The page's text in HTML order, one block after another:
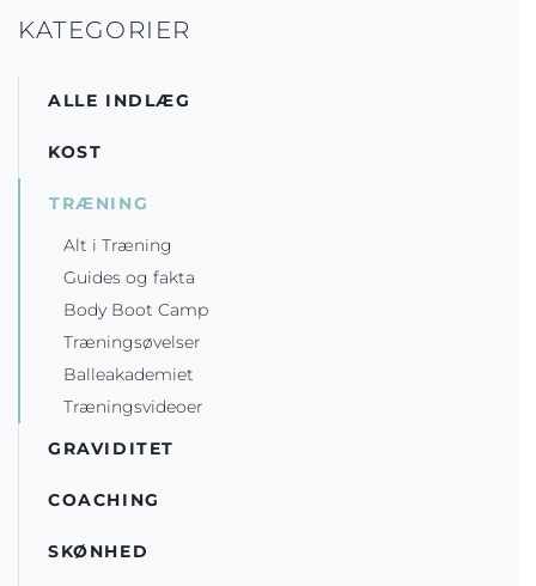
KATEGORIER
ALLE INDLÆG
KOST
TRÆNING
Alt i Træning
Guides og fakta
Body Boot Camp
Træningsøvelser
Balleakademiet
Træningsvideoer
GRAVIDITET
COACHING
SKØNHED